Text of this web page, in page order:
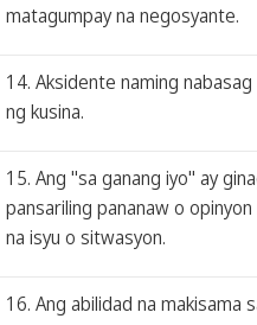
matagumpay na negosyante.
14. Aksidente naming
ng kusina.
15. Ang "sa ganang iyo" ay
pansariling pananaw o
na isyu o sitwasyon.
16. Ang abilidad na makisama